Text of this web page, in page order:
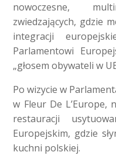
nowoczesne,
zwiedzających, gdzie
integracji
Parlamentowi
„głosem obywateli w
Po wizycie w
w Fleur De L’Europe,
restauracji
Europejskim, gdzie
kuchni polskiej.